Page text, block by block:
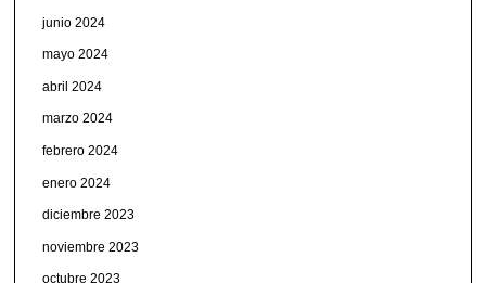
junio 2024
mayo 2024
abril 2024
marzo 2024
febrero 2024
enero 2024
diciembre 2023
noviembre 2023
octubre 2023